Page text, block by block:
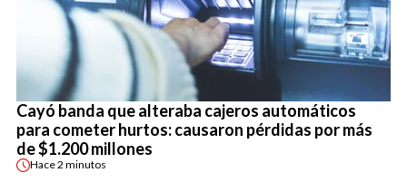
Cayó banda que alteraba cajeros automáticos
para cometer hurtos: causaron pérdidas por más
de $1.200 millones
Hace2 minutos